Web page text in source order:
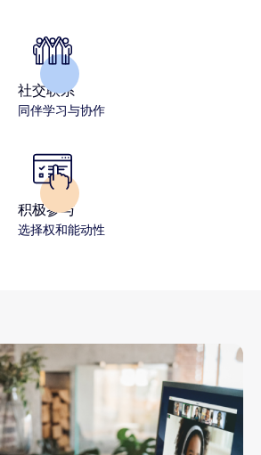
社交联系
同伴学习与协作
积极参与
选择权和能动性